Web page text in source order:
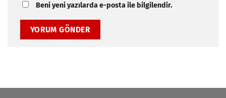
Beni yeni yazılarda e-posta ile bilgilendir.